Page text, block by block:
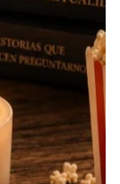
2026-
viaje-